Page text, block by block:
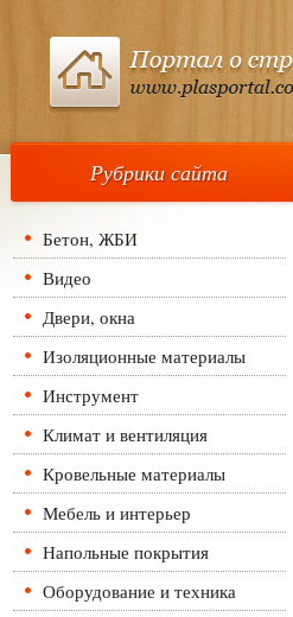
Рубрики сайта
Бетон, ЖБИ
Видео
Двери, окна
Изоляционные материалы
Инструмент
Климат и вентиляция
Кровельные материалы
Мебель и интерьер
Напольные покрытия
Оборудование и техника